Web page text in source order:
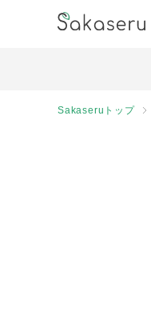
Sakaseruトップ